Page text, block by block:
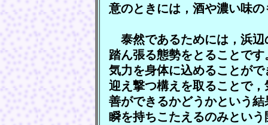
意のときには，酒や濃い味
泰然であるためには，浜辺
踏ん張る態勢をとることで
気力を身体に込めることが
迎え撃つ構えを取ることで
善ができるかどうかという
瞬を持ちこたえるのみとい